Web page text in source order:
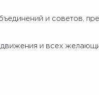
и советов,
и всех